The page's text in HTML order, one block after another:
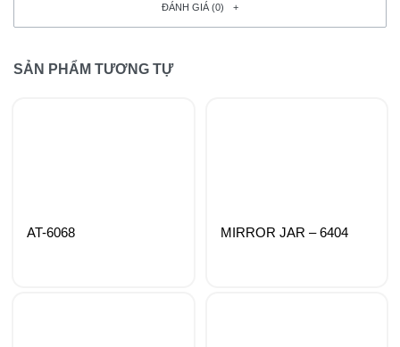
ĐÁNH GIÁ (0)
SẢN PHẨM TƯƠNG TỰ
AT-6068 MIRROR JAR – 6404